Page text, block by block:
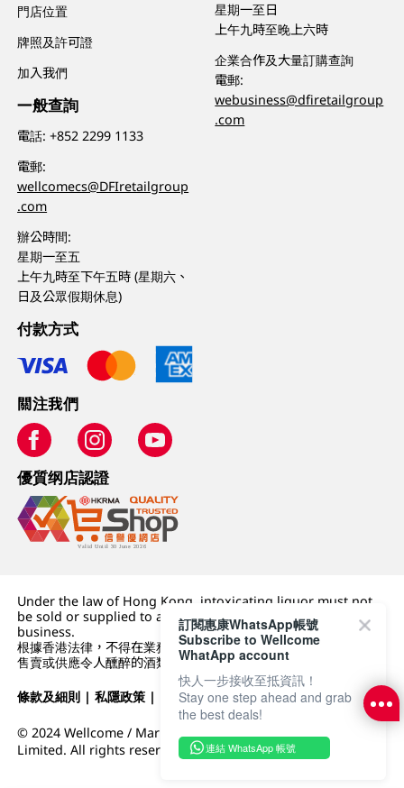
門店位置
牌照及許可證
加入我們
一般查詢
電話:+852 2299 1133
電郵:
wellcomecs@DFIretailgroup
.com
辦公時間:
星期一至五
上午九時至下午五時 (星期六、
日及公眾假期休息)
星期一至日
上午九時至晚上六時
企業合作及大量訂購查詢
電郵:
webusiness@dfiretailgroup
.com
付款方式
關注我們
優質纲店認證
Under the law of Hong Kong, intoxicating liquor must not
be sold or supplied to a minor (under 18) in the course of
business.
根據香港法律，不得在業務過程中，向未成年人 (18 歲以下人士)
售賣或供應令人醺醉的酒類。
條款及細則 |私隱政策 | DFI零售集團
© 2024 Wellcome / Market Place. The Dairy Farm Company
Limited. All rights reserved.
訂閱惠康WhatsApp帳號
Subscribe to Wellcome
WhatApp account
快人一步接收至抵資訊！
Stay one step ahead and grab
the best deals!
連結 WhatsApp 帳號